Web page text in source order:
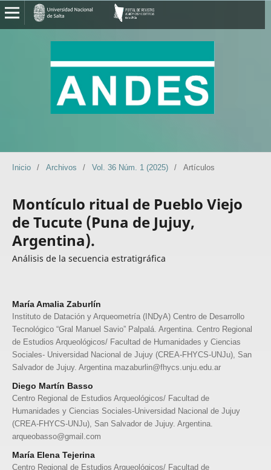
Inicio / Archivos / Vol. 36 Núm. 1 (2025) / Artículos
Montículo ritual de Pueblo Viejo
de Tucute (Puna de Jujuy,
Argentina).
Análisis de la secuencia estratigráfica
María Amalia Zaburlín
Instituto de Datación y Arqueometría (INDyA) Centro de Desarrollo
Tecnológico “Gral Manuel Savio” Palpalá. Argentina. Centro Regional
de Estudios Arqueológicos/ Facultad de Humanidades y Ciencias
Sociales- Universidad Nacional de Jujuy (CREA-FHYCS-UNJu), San
Salvador de Jujuy. Argentina mazaburlin@fhycs.unju.edu.ar
Diego Martín Basso
Centro Regional de Estudios Arqueológicos/ Facultad de
Humanidades y Ciencias Sociales-Universidad Nacional de Jujuy
(CREA-FHYCS-UNJu), San Salvador de Jujuy. Argentina.
arqueobasso@gmail.com
María Elena Tejerina
Centro Regional de Estudios Arqueológicos/ Facultad de